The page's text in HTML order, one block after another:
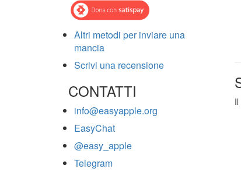
Altri metodi per inviare una
mancia
Scrivi una recensione
CONTATTI
info@easyapple.org
EasyChat
@easy_apple
Telegram